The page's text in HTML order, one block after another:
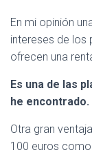
En mi opinión
intereses de
ofrecen una
Es una de las
he encontrado.
Otra gran
100 euros